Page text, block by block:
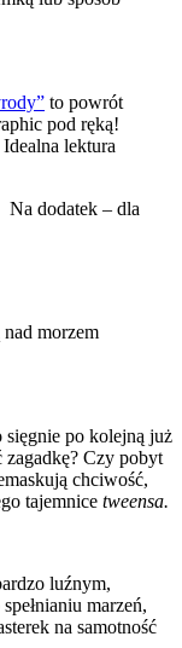
to powrót
pod ręką!
lektura
Na dodatek – dla
morzem
sięgnie po kolejną już
Czy pobyt
chciwość,
tajemnice tweensa.
luźnym,
marzeń,
na samotność